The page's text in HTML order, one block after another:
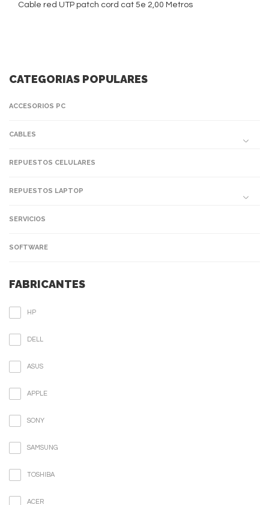
Cable red UTP patch cord cat 5e 2,00 Metros
CATEGORIAS POPULARES
ACCESORIOS PC
CABLES
REPUESTOS CELULARES
REPUESTOS LAPTOP
SERVICIOS
SOFTWARE
FABRICANTES
HP
DELL
ASUS
APPLE
SONY
SAMSUNG
TOSHIBA
ACER